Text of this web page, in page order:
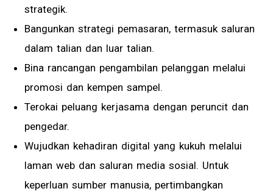
strategik.
Bangunkan strategi pemasaran, termasuk saluran
dalam talian dan luar talian.
Bina rancangan pengambilan pelanggan melalui
promosi dan kempen sampel.
Terokai peluang kerjasama dengan peruncit dan
pengedar.
Wujudkan kehadiran digital yang kukuh melalui
laman web dan saluran media sosial. Untuk
keperluan sumber manusia, pertimbangkan